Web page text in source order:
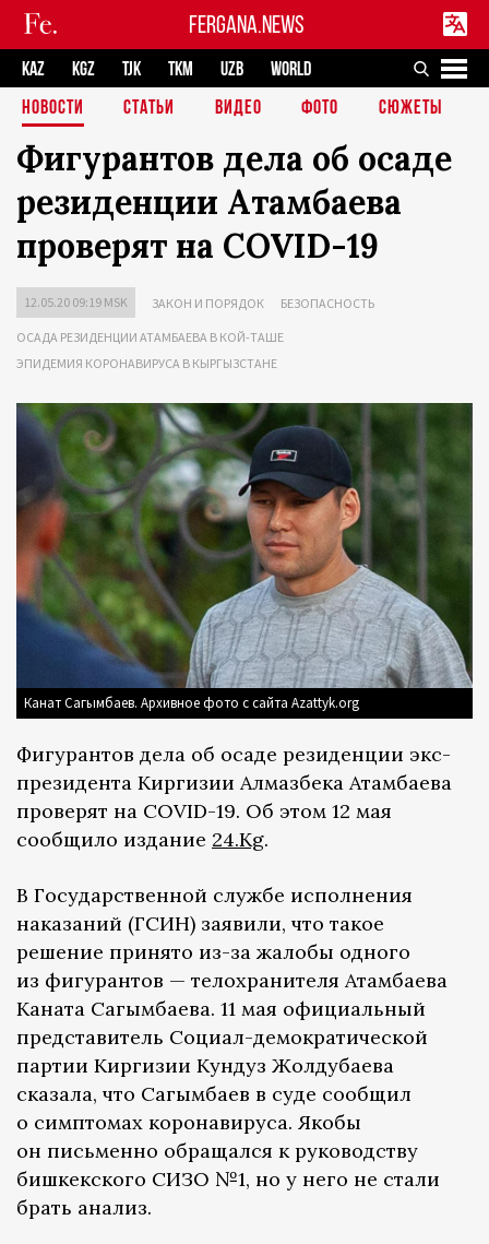
FERGANA.NEWS
KAZ KGZ TJK TKM UZB
WORLD
НОВОСТИ
СТАТЬИ ВИДЕО ФОТО СЮЖЕТЫ
Фигурантов дела об осаде
резиденции Атамбаева
проверят на COVID-19
12.05.20 09:19 MSK ЗАКОН И ПОРЯДОК БЕЗОПАСНОСТЬ
ОСАДА РЕЗИДЕНЦИИ АТАМБАЕВА В КОЙ-ТАШЕ
ЭПИДЕМИЯ КОРОНАВИРУСА В КЫРГЫЗСТАНЕ
Канат Сагымбаев. Архивное фото с сайта Azattyk.org
Фигурантов дела об осаде резиденции экс-
президента Киргизии Алмазбека Атамбаева
проверят на COVID-19. Об этом 12 мая
сообщило издание 24.Kg.
В Государственной службе исполнения
наказаний (ГСИН) заявили, что такое
решение принято из-за жалобы одного
из фигурантов — телохранителя Атамбаева
Каната Сагымбаева. 11 мая официальный
представитель Социал-демократической
партии Киргизии Кундуз Жолдубаева
сказала, что Сагымбаев в суде сообщил
о симптомах коронавируса. Якобы
он письменно обращался к руководству
бишкекского СИЗО №1, но у него не стали
брать анализ.